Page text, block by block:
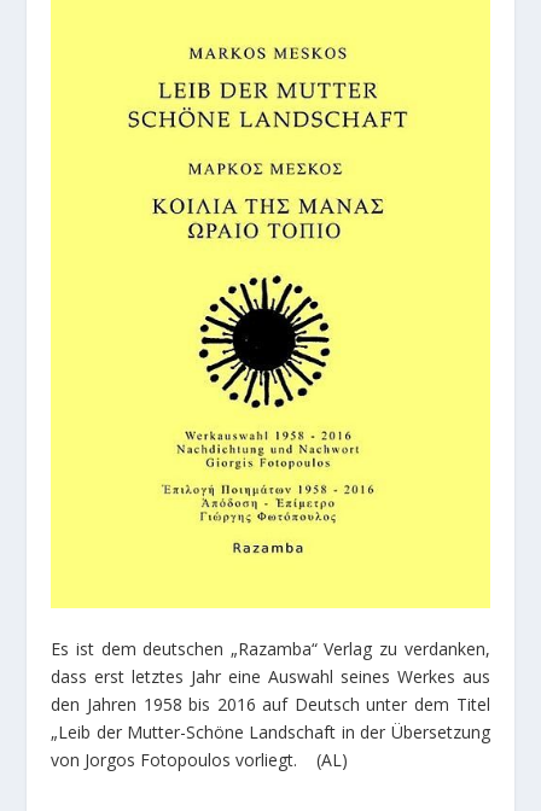
Es ist dem deutschen „Razamba“ Verlag zu verdanken,
dass erst letztes Jahr eine Auswahl seines Werkes aus
den Jahren 1958 bis 2016 auf Deutsch unter dem Titel
„Leib der Mutter-Schöne Landschaft in der Übersetzung
von Jorgos Fotopoulos vorliegt. (AL)